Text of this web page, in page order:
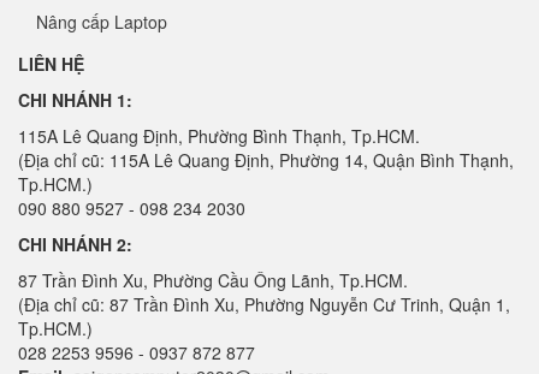
Nâng cấp Laptop
LIÊN HỆ
CHI NHÁNH 1:
115A Lê Quang Định, Phường Bình Thạnh, Tp.HCM.
(Địa chỉ cũ: 115A Lê Quang Định, Phường 14, Quận Bình Thạnh,
Tp.HCM.)
090 880 9527 - 098 234 2030
CHI NHÁNH 2:
87 Trần Đình Xu, Phường Cầu Ông Lãnh, Tp.HCM.
(Địa chỉ cũ: 87 Trần Đình Xu, Phường Nguyễn Cư Trinh, Quận 1,
Tp.HCM.)
028 2253 9596 - 0937 872 877